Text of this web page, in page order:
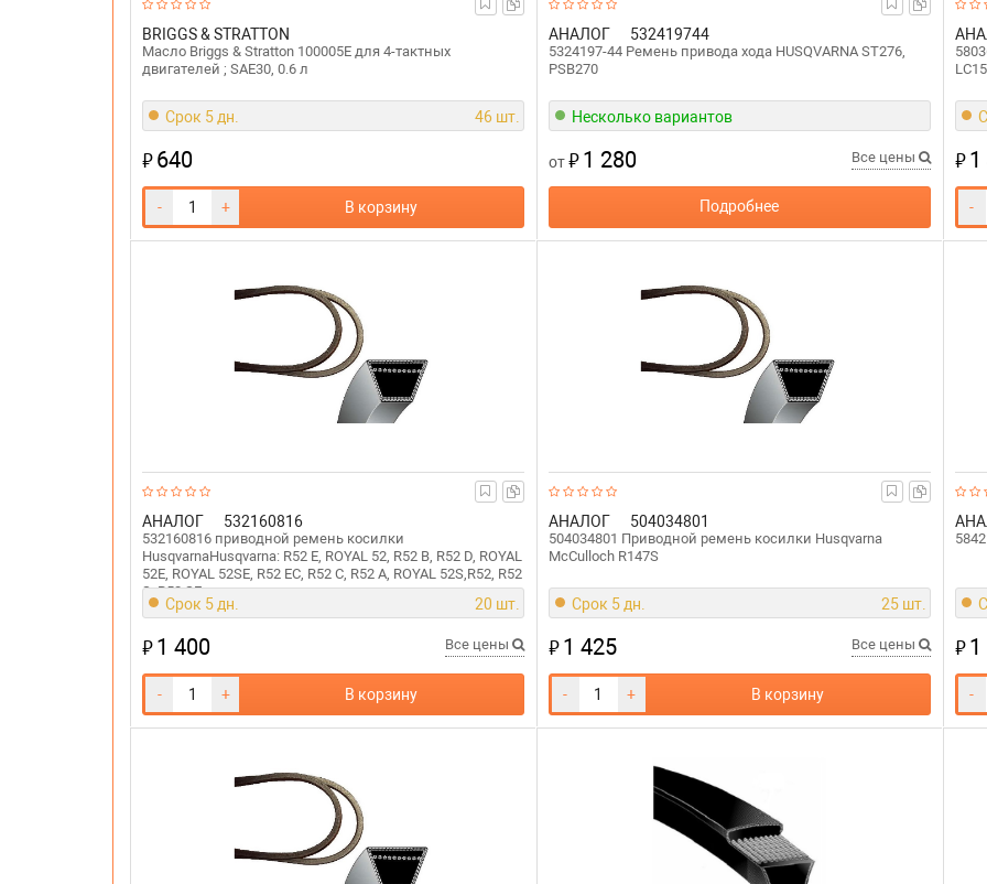
BRIGGS & STRATTON
Масло Briggs & Stratton 100005E для 4-тактных
двигателей ; SAE30, 0.6 л
Срок 5 дн. 46 шт.
₽640
- + В корзину
АНАЛОГ 532419744
5324197-44 Ремень привода хода HUSQVARNA ST276,
PSB270
Несколько вариантов
от₽1 280 Все цены
Подробнее
₽1
-
АНАЛОГ 532160816
532160816 приводной ремень косилки
HusqvarnaHusqvarna: R52 E, ROYAL 52, R52 B, R52 D, ROYAL
52E, ROYAL 52SE, R52 EC, R52 C, R52 A, ROYAL 52S,R52, R52
S, R52 SE.
Срок 5 дн. 20 шт.
₽1 400 Все цены
- + В корзину
АНАЛОГ 504034801
504034801 Приводной ремень косилки Husqvarna
McCulloch R147S
Срок 5 дн. 25 шт.
₽1 425 Все цены
- + В корзину
₽1
-